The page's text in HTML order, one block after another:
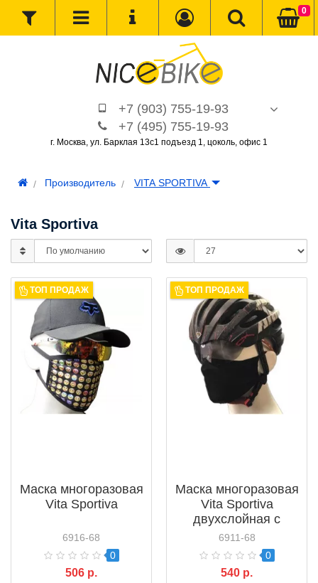
+7 (903) 755-19-93
+7 (495) 755-19-93
г. Москва, ул. Барклая 13с1 подъезд 1, цоколь, офис 1
0
Производитель VITA SPORTIVA
Vita Sportiva
ТОП ПРОДАЖ
Маска многоразовая
Vita Sportiva
6916-68
0
506 р.
ТОП ПРОДАЖ
Маска многоразовая
Vita Sportiva
двухслойная с
карманом для
фильтра
6911-68
0
540 р.